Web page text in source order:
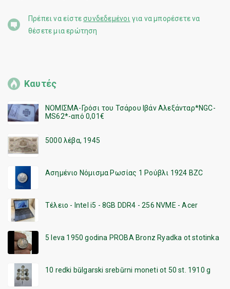
Πρέπει να είστεσυνδεδεμένοι για να μπορέσετε να
θέσετε μια ερώτηση
Καυτές
ΝΟΜΙΣΜΑ-Γρόσι του Τσάρου Ιβάν Αλεξάνταρ*NGC-
MS62*-από 0,01€
5000 λέβα, 1945
Ασημένιο Νόμισμα Ρωσίας 1 Ρούβλι 1924 BZC
Τέλειο - Intel i5 - 8GB DDR4 - 256 NVME - Acer
5 leva 1950 godina PROBA Bronz Ryadka ot stotinka
10 redki bŭlgarski srebŭrni moneti ot 50 st. 1910 g